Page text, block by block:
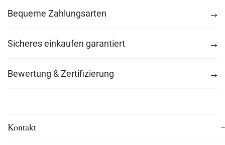
Bequeme Zahlungsarten
Sicheres einkaufen garantiert
Bewertung & Zertifizierung
Kontakt